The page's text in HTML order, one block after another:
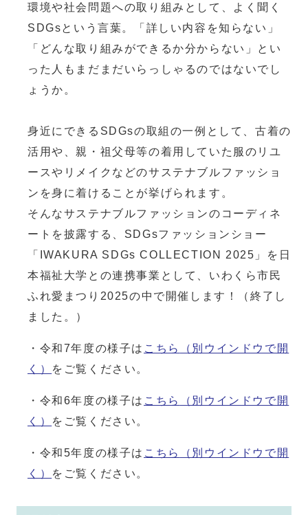
環境や社会問題への取り組みとして、よく聞く
SDGsという言葉。「詳しい内容を知らない」
「どんな取り組みができるか分からない」とい
った人もまだまだいらっしゃるのではないでし
ょうか。
身近にできるSDGsの取組の一例として、古着の
活用や、親・祖父母等の着用していた服のリユ
ースやリメイクなどのサステナブルファッショ
ンを身に着けることが挙げられます。
そんなサステナブルファッションのコーディネ
ートを披露する、SDGsファッションショー
「IWAKURA SDGs COLLECTION 2025」を日
本福祉大学との連携事業として、いわくら市民
ふれ愛まつり2025の中で開催します！（終了し
ました。）
・令和7年度の様子は こちら
（別ウインドウで開
く）
をご覧ください。
・令和6年度の様子は こちら
（別ウインドウで開
く）
をご覧ください。
・令和5年度の様子は こちら
（別ウインドウで開
く）
をご覧ください。